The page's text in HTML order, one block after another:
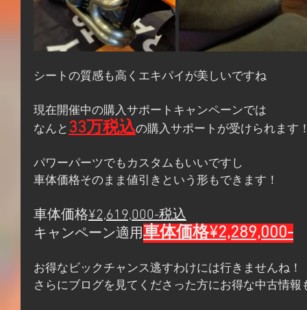
シートの質感も高くエキパイが美しいですね
現在開催中の購入サポートキャンペーンでは
なんと 33万税込の購入サポートが受けられます
パワーパーツでもカスタムもいいですし
車体価格そのまま値引きという形もできます！
車体価格¥2,619,000-税込
キャンペーン適用車体価格¥2,289,000-
お得なビックチャンス逃すわけには行きませんね！
さらにブログを見てくださった方にお得な中古情報